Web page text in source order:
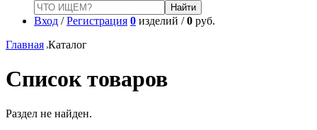
Вход /Регистрация 0 изделий /0 руб.
Главная Каталог
Список товаров
Раздел не найден.